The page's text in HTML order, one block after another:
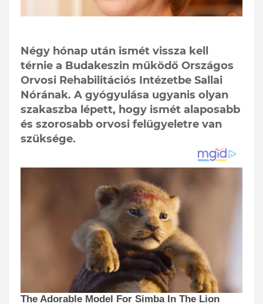
Négy hónap után ismét vissza kell
térnie a Budakeszin működő Országos
Orvosi Rehabilitációs Intézetbe Sallai
Nórának. A gyógyulása ugyanis olyan
szakaszba lépett, hogy ismét alaposabb
és szorosabb orvosi felügyeletre van
szüksége.